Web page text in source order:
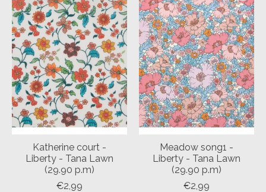
Katherine court -
Liberty - Tana Lawn
(29.90 p.m)
€2,99
Meadow song1 -
Liberty - Tana Lawn
(29.90 p.m)
€2,99